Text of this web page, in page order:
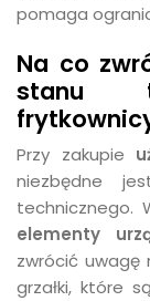
pomaga
Na co
stanu
Przy zakupie
niezbędne
technicznego.
elementy
zwrócić uwagę
grzałki, które